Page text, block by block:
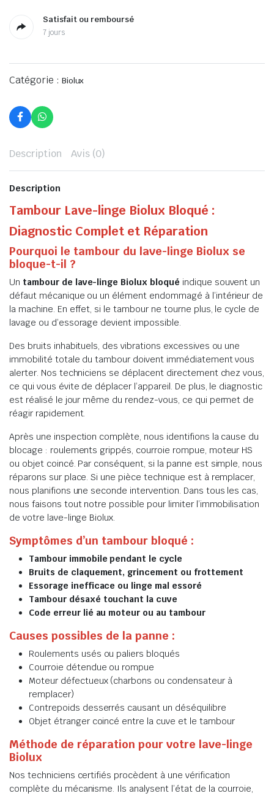
Satisfait ou remboursé
7 jours
Catégorie : Biolux
Description Avis (0)
Description
Tambour Lave-linge Biolux Bloqué :
Diagnostic Complet et Réparation
Pourquoi le tambour du lave-linge Biolux se
bloque-t-il ?
Un tambour de lave-linge Biolux bloqué indique souvent un
défaut mécanique ou un élément endommagé à l’intérieur de
la machine. En effet, si le tambour ne tourne plus, le cycle de
lavage ou d’essorage devient impossible.
Des bruits inhabituels, des vibrations excessives ou une
immobilité totale du tambour doivent immédiatement vous
alerter. Nos techniciens se déplacent directement chez vous,
ce qui vous évite de déplacer l’appareil. De plus, le diagnostic
est réalisé le jour même du rendez-vous, ce qui permet de
réagir rapidement.
Après une inspection complète, nous identifions la cause du
blocage : roulements grippés, courroie rompue, moteur HS
ou objet coincé. Par conséquent, si la panne est simple, nous
réparons sur place. Si une pièce technique est à remplacer,
nous planifions une seconde intervention. Dans tous les cas,
nous faisons tout notre possible pour limiter l’immobilisation
de votre lave-linge Biolux.
Symptômes d’un tambour bloqué :
Tambour immobile pendant le cycle
Bruits de claquement, grincement ou frottement
Essorage inefficace ou linge mal essoré
Tambour désaxé touchant la cuve
Code erreur lié au moteur ou au tambour
Causes possibles de la panne :
Roulements usés ou paliers bloqués
Courroie détendue ou rompue
Moteur défectueux (charbons ou condensateur à
remplacer)
Contrepoids desserrés causant un déséquilibre
Objet étranger coincé entre la cuve et le tambour
Méthode de réparation pour votre lave-linge
Biolux
Nos techniciens certifiés procèdent à une vérification
complète du mécanisme. Ils analysent l’état de la courroie,